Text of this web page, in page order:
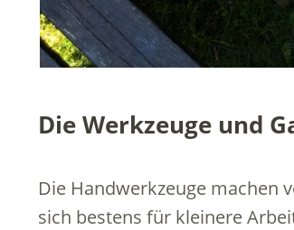
Die Werkzeuge und
Die Handwerkzeuge machen
sich bestens für kleinere